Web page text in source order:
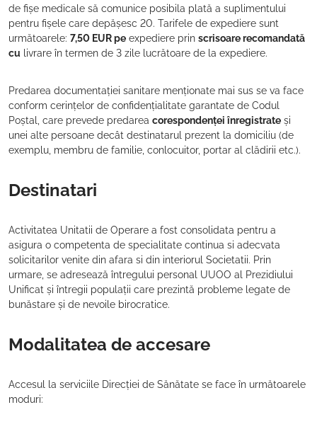
de fișe medicale să comunice posibila plată a suplimentului
pentru fișele care depășesc 20. Tarifele de expediere sunt
următoarele: 7,50 EUR pe expediere prin scrisoare recomandată
cu livrare în termen de 3 zile lucrătoare de la expediere.
Predarea documentației sanitare menționate mai sus se va face
conform cerințelor de confidențialitate garantate de Codul
Poștal, care prevede predarea corespondenței înregistrate și
unei alte persoane decât destinatarul prezent la domiciliu (de
exemplu, membru de familie, conlocuitor, portar al clădirii etc.).
Destinatari
Activitatea Unitatii de Operare a fost consolidata pentru a
asigura o competenta de specialitate continua si adecvata
solicitarilor venite din afara si din interiorul Societatii. Prin
urmare, se adresează întregului personal UUOO al Prezidiului
Unificat și întregii populații care prezintă probleme legate de
bunăstare și de nevoile birocratice.
Modalitatea de accesare
Accesul la serviciile Direcției de Sănătate se face în următoarele
moduri: